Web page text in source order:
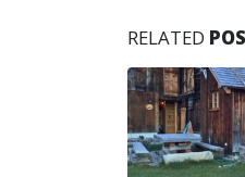
RELATED